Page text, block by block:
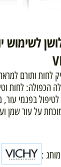
לשימוש
לחות ותורם
בפגמי
על עור שמן
: